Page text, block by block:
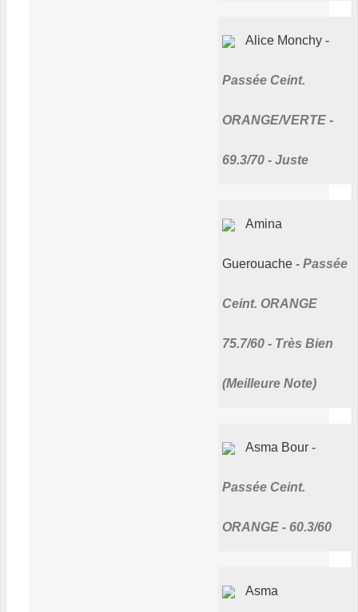
Alice Monchy
Passée Ceint.
ORANGE/VERTE -
69.3/70 - Juste
Amina
Guerouache Passée
Ceint. ORANGE
75.7/60 - Très Bien
(Meilleure Note)
Asma Bour
Passée Ceint.
ORANGE - 60.3/60
Asma